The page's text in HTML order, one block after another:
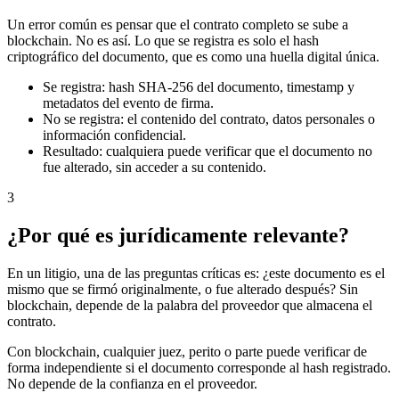
Un error común es pensar que el contrato completo se sube a
blockchain. No es así. Lo que se registra es solo el hash
criptográfico del documento, que es como una huella digital única.
Se registra: hash SHA-256 del documento, timestamp y
metadatos del evento de firma.
No se registra: el contenido del contrato, datos personales o
información confidencial.
Resultado: cualquiera puede verificar que el documento no
fue alterado, sin acceder a su contenido.
3
¿Por qué es jurídicamente relevante?
En un litigio, una de las preguntas críticas es: ¿este documento es el
mismo que se firmó originalmente, o fue alterado después? Sin
blockchain, depende de la palabra del proveedor que almacena el
contrato.
Con blockchain, cualquier juez, perito o parte puede verificar de
forma independiente si el documento corresponde al hash registrado.
No depende de la confianza en el proveedor.